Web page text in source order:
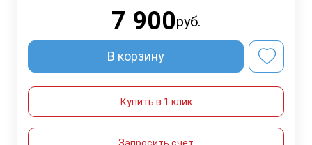
7 900руб.
В корзину
Купить в 1 клик